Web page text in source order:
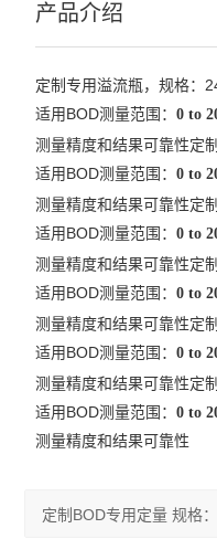
产品介绍
定制专用溢流瓶，规格：
适用 BOD测量范围 ：0 to
测量精度和结果可靠性定
适用 BOD测量范围 ：0 to
测量精度和结果可靠性定
适用 BOD测量范围 ：0 to
测量精度和结果可靠性定
适用 BOD测量范围 ：0 to
测量精度和结果可靠性定
适用 BOD测量范围 ：0 to
测量精度和结果可靠性定
适用 BOD测量范围 ：0 to
测量精度和结果可靠性